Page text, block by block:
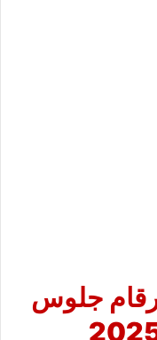
جلوس